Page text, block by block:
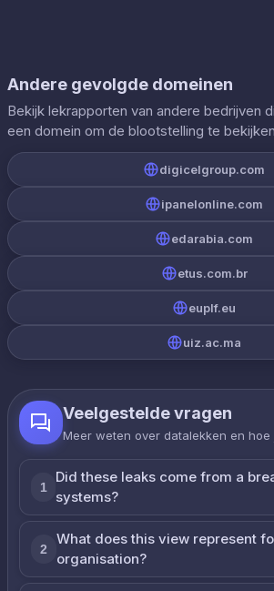
Andere gevolgde domeinen
Bekijk lekrapporten van andere bedrijven
een domein om de blootstelling te
digicelgroup.com
ipanelonline.com
edarabia.com
etus.com.br
euplf.eu
uiz.ac.ma
Veelgestelde vragen
Meer weten over datalekken en
1
Did these leaks come from a
systems?
2
What does this view represent
organisation?